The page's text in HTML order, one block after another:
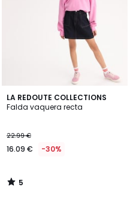
LA REDOUTE COLLECTIONS
Falda vaquera recta
22.99 €
16.09 € -30%
5
/
5
/